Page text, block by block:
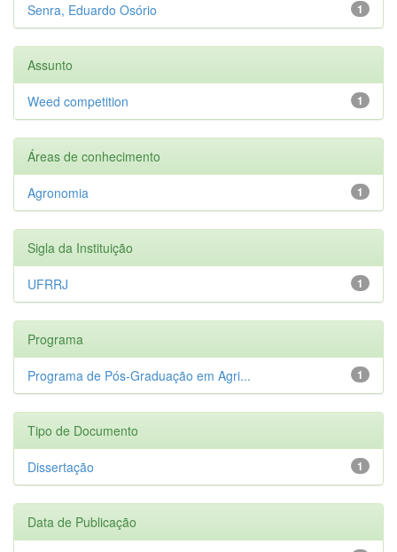
1
Senra, Eduardo Osório
Assunto
1
Weed competition
Áreas de conhecimento
1
Agronomia
Sigla da Instituição
1
UFRRJ
Programa
1
Programa de Pós-Graduação em Agri...
Tipo de Documento
1
Dissertação
Data de Publicação